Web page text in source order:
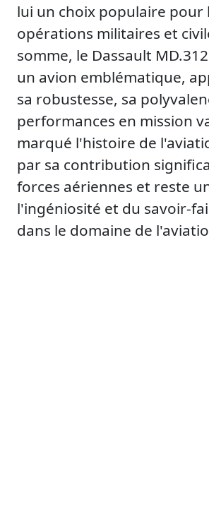
lui un choix populaire pour
opérations militaires et
somme, le Dassault
un avion emblématique,
sa robustesse, sa
performances en mission
marqué l'histoire de
par sa contribution
forces aériennes et reste
l'ingéniosité et du savoir-
dans le domaine de